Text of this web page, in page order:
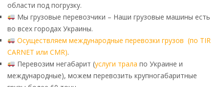
области под погрузку.
Мы грузовые перевозчики – Наши грузовые машины есть
во всех городах Украины.
Осуществляем международные перевозки грузов (по TIR
CARNET или CMR).
Перевозим негабарит (услуги трала по Украине и
международные), можем перевозить крупногабаритные